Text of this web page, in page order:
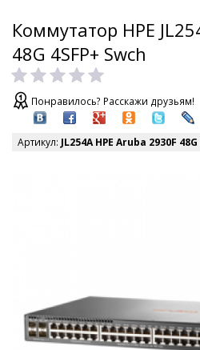
Коммутатор HPE
48G 4SFP+ Swch
Понравилось? Расскажи друзьям!
Артикул: JL254A HPE Aruba 2930F 48G